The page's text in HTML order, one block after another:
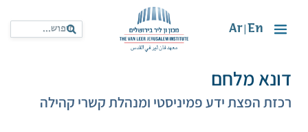
En
Ar
דונא מלחם
רכזת הפצת ידע פמיניסטי ומנהלת קשרי קהילה